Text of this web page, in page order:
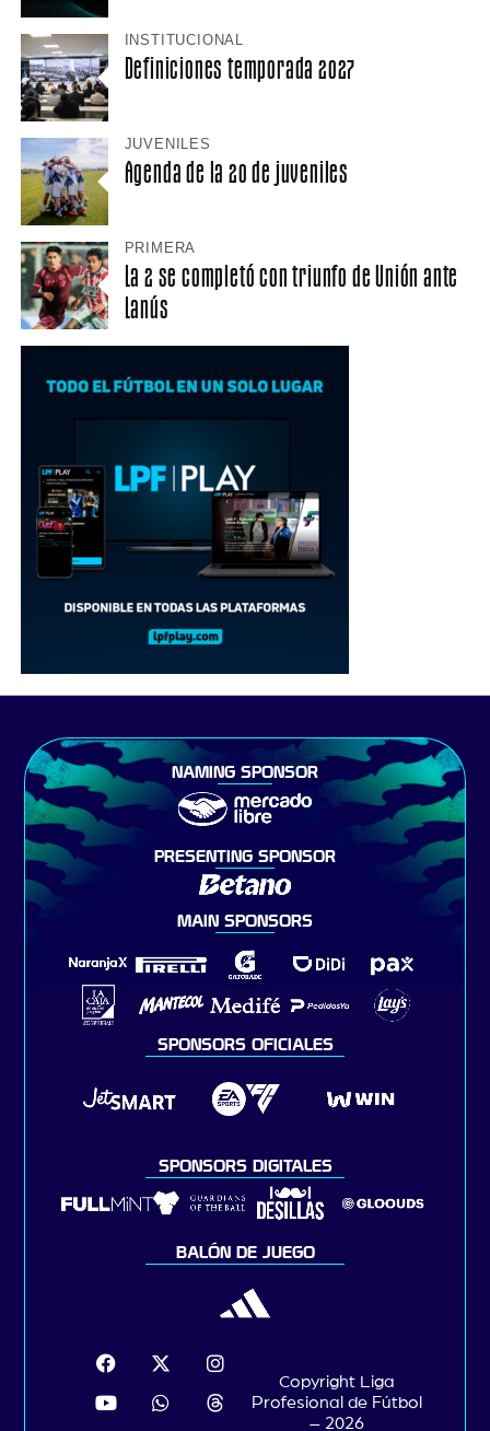
INSTITUCIONAL
Definiciones temporada 2027
JUVENILES
Agenda de la 20 de juveniles
PRIMERA
La 2 se completó con triunfo de Unión ante
Lanús
NAMING SPONSOR
PRESENTING SPONSOR
MAIN SPONSORS
SPONSORS OFICIALES
SPONSORS DIGITALES
BALÓN DE JUEGO
Copyright Liga
Profesional de Fútbol
– 2026